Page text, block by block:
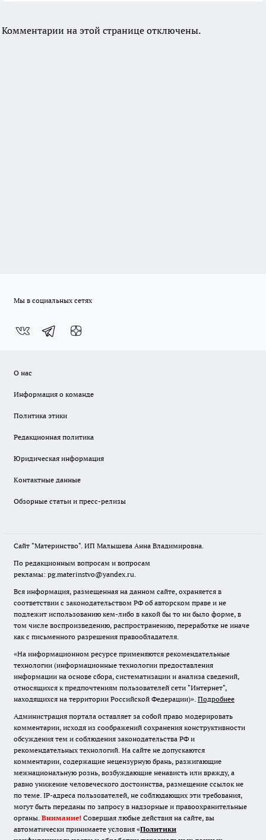
Комментарии на этой странице отключены.
Мы в социальных сетях
О нас
Информация о команде
Политика этики
Редакционная политика
Юридическая информация
Контактные данные
Обзорные статьи и пресс-релизы
Сайт "Материнство". ИП Малышева Анна Владимировна.
По редакционным вопросам и вопросам
рекламы: pg.materinstvo@yandex.ru.
Вся информация, размещенная на данном сайте, охраняется в
соответствии с законодательством РФ об авторском праве и не
подлежит использованию кем-либо в какой бы то ни было форме, в
том числе воспроизведению, распространению, переработке не иначе
как с письменного разрешения правообладателя.
«На информационном ресурсе применяются рекомендательные
технологии (информационные технологии предоставления
информации на основе сбора, систематизации и анализа сведений,
относящихся к предпочтениям пользователей сети "Интернет",
находящихся на территории Российской Федерации)». Подробнее
Администрация портала оставляет за собой право модерировать
комментарии, исходя из соображений сохранения конструктивности
обсуждения тем и соблюдения законодательства РФ и
рекомендательных технологий. На сайте не допускаются
комментарии, содержащие нецензурную брань, разжигающие
межнациональную рознь, возбуждающие ненависть или вражду, а
равно унижение человеческого достоинства, размещение ссылок не
по теме. IP-адреса пользователей, не соблюдающих эти требования,
могут быть переданы по запросу в надзорные и правоохранительные
органы. Внимание! Совершая любые действия на сайте, вы
автоматически принимаете условия «Политики